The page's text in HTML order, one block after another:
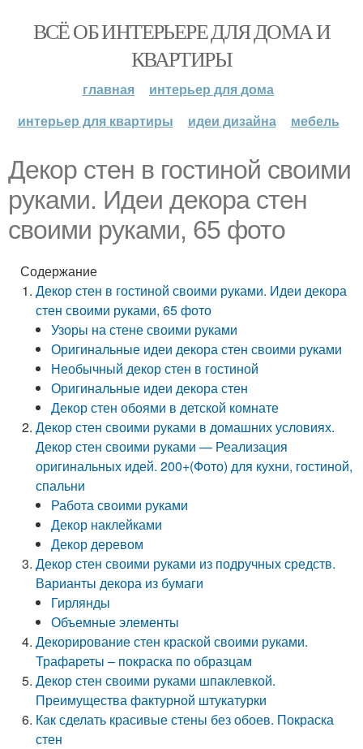
ВСЁ ОБ ИНТЕРЬЕРЕ ДЛЯ ДОМА И
КВАРТИРЫ
главная
интерьер для дома
интерьер для квартиры
идеи дизайна мебель
Декор стен в гостиной своими
руками. Идеи декора стен
своими руками, 65 фото
Содержание
Декор стен в гостиной своими руками. Идеи декора
стен своими руками, 65 фото
Узоры на стене своими руками
Оригинальные идеи декора стен своими руками
Необычный декор стен в гостиной
Оригинальные идеи декора стен
Декор стен обоями в детской комнате
Декор стен своими руками в домашних условиях.
Декор стен своими руками — Реализация
оригинальных идей. 200+(Фото) для кухни, гостиной,
спальни
Работа своими руками
Декор наклейками
Декор деревом
Декор стен своими руками из подручных средств.
Варианты декора из бумаги
Гирлянды
Объемные элементы
Декорирование стен краской своими руками.
Трафареты – покраска по образцам
Декор стен своими руками шпаклевкой.
Преимущества фактурной штукатурки
Как сделать красивые стены без обоев. Покраска
стен